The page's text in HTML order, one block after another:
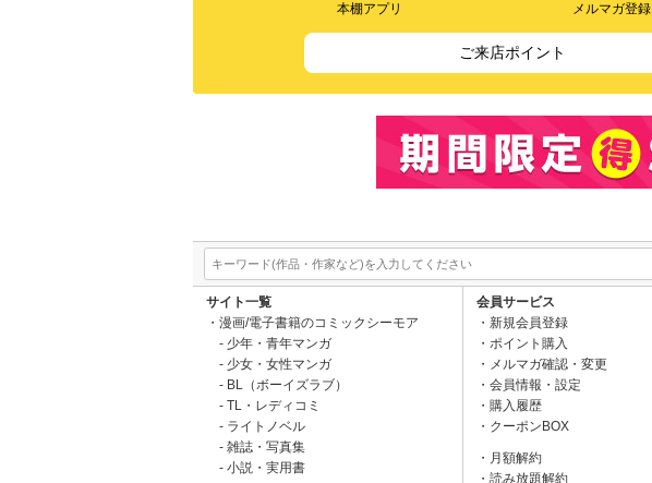
本棚アプリ メルマガ登録
ご来店ポイント
サイト一覧
漫画/電子書籍のコミックシーモア
少年・青年マンガ
少女・女性マンガ
BL（ボーイズラブ）
TL・レディコミ
ライトノベル
雑誌・写真集
小説・実用書
会員サービス
新規会員登録
ポイント購入
メルマガ確認・変更
会員情報・設定
購入履歴
クーポンBOX
月額解約
読み放題解約